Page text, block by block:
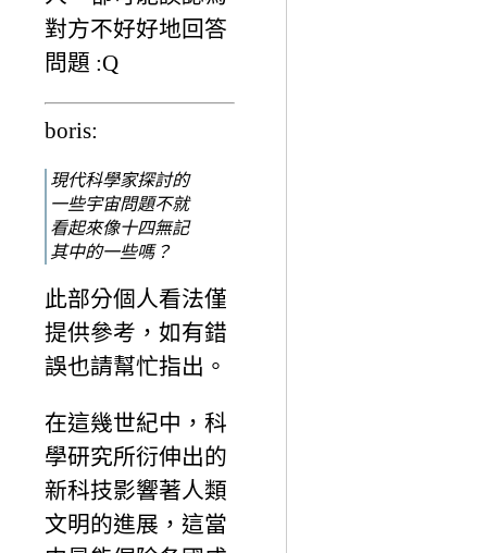
對方不好好地回答
問題 :Q
boris:
現代科學家探討的
一些宇宙問題不就
看起來像十四無記
其中的一些嗎？
此部分個人看法僅
提供參考，如有錯
誤也請幫忙指出。
在這幾世紀中，科
學研究所衍伸出的
新科技影響著人類
文明的進展，這當